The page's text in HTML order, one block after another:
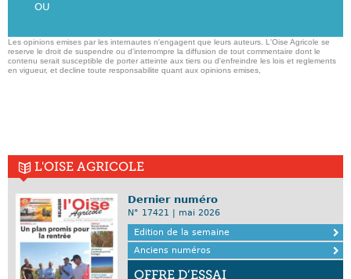
OU
Les opinions emises par les internautes n'engagent que leurs auteurs. L'Oise Agricole se
reserve le droit de suspendre ou d'interrompre la diffusion de tout commentaire dont le
contenu serait susceptible de porter atteinte aux tiers ou d'enfreindre les lois et reglements
en vigueur, et decline toute responsabilite quant aux opinions emises,
L'OISE AGRICOLE
Dernier numéro
N° 17421 | mai 2026
Edition de la semaine
Anciens numéros
OFFRE D’ESSAI